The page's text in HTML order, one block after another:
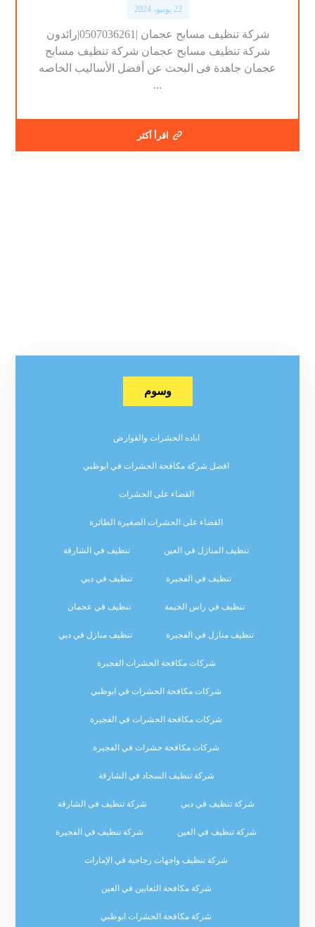
22 يونيو، 2024
شركة تنظيف مسابح عجمان |0507036261|رائدون
شركة تنظيف مسابح عجمان شركة تنظيف مسابح
عجمان جاهدة فى البحث عن أفضل الأساليب الخاصه
...
اقرأ أكثر
وسوم
اباده الحشرات والقوارض
افضل شركة مكافحة الحشرات في ابوظبي
القضاء على الحشرات
القضاء على الحشرات الصغيرة الطائرة
تنظيف المنازل في العين تنظيف في الشارقة
تنظيف في الفجيرة تنظيف في دبي
تنظيف في راس الخيمة تنظيف في عجمان
تنظيف منازل في الفجيرة تنظيف منازل في دبي
شركات مكافحة الحشرات الفجيرة
شركات مكافحة الحشرات في ابوظبي
شركات مكافحة الحشرات في الفجيرة
شركات مكافحة حشرات في الفجيرة
شركة تنظيف السجاد في الشارقة
شركة تنظيف في دبي شركة تنظيف في الشارقة
شركة تنظيف في العين شركة تنظيف في الفجيرة
شركة تنظيف واجهات زجاجية في الإمارات
شركة مكافحة الثعابين في العين
شركة مكافحة الحشرات ابوظبي